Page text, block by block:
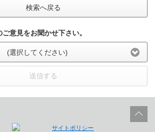
検索へ戻る
意見をお聞かせ下さい。
(選択してください)
送信する
サイトポリシー